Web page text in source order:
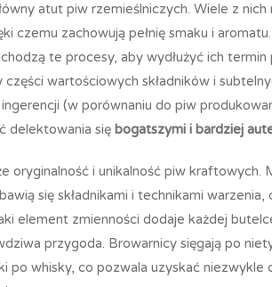
atut piw rzemieślniczych. Wiele z
czemu zachowują pełnię smaku i
te procesy, aby wydłużyć ich
wartościowych składników i
(w porównaniu do piw
delektowania się bogatszymi i bardziej
oryginalność i unikalność piw kraftowych.
się składnikami i technikami
element zmienności dodaje każdej
przygoda. Browarnicy sięgają po
po whisky, co pozwala uzyskać niezwykle